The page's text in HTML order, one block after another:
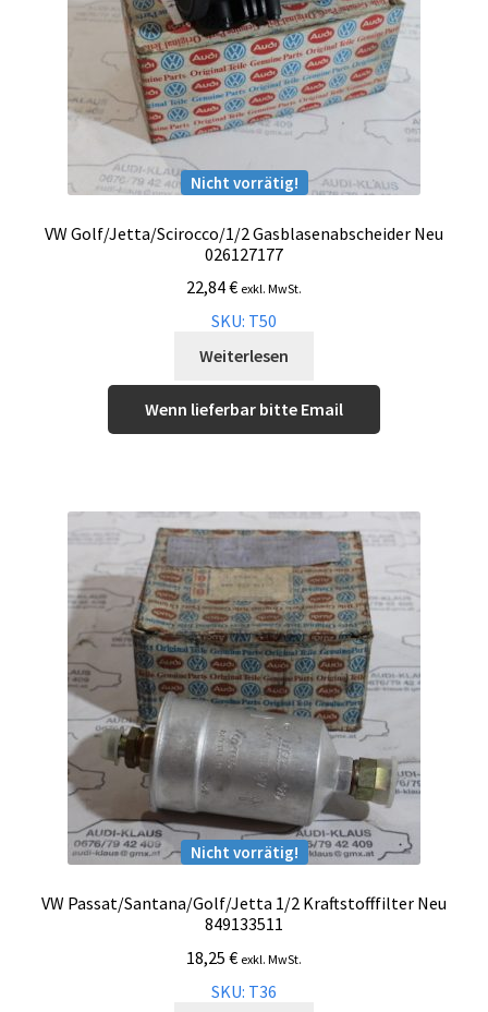
Nicht vorrätig!
VW Golf/Jetta/Scirocco/1/2 Gasblasenabscheider Neu
026127177
22,84€ exkl. MwSt.
SKU: T50
Weiterlesen
Wenn lieferbar bitte Email
Nicht vorrätig!
VW Passat/Santana/Golf/Jetta 1/2 Kraftstofffilter Neu
849133511
18,25 € exkl. MwSt.
SKU: T36